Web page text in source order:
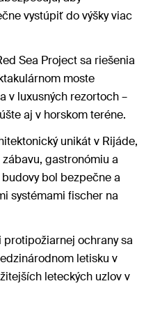
vystúpiť do výšky viac
Sea Project sa riešenia
moste
v luxusných rezortoch –
aj v horskom teréne.
unikát v Rijáde,
gastronómiu a
bol bezpečne a
systémami fischer na
ochrany sa
letisku v
leteckých uzlov v